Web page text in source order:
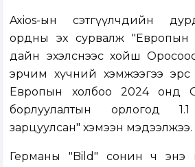
Axios-ын сэтгүүлчдийн
ордны эх сурвалж "Европын
дайн эхэлснээс хойш
эрчим хүчний хэмжээгээ эрс
Европын холбоо 2024 онд
борлуулалтын орлогод
зарцуулсан" хэмээн мэдээлжээ.
Германы "Bild" сонин ч энэ